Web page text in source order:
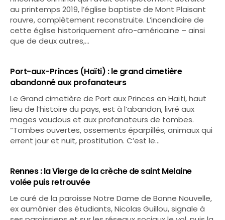
au printemps 2019, l’église baptiste de Mont Plaisant
rouvre, complètement reconstruite. L’incendiaire de
cette église historiquement afro-américaine – ainsi
que de deux autres,…
Port-aux-Princes (Haïti) : le grand cimetière
abandonné aux profanateurs
Le Grand cimetière de Port aux Princes en Haïti, haut
lieu de l’histoire du pays, est à l’abandon, livré aux
mages vaudous et aux profanateurs de tombes.
“Tombes ouvertes, ossements éparpillés, animaux qui
errent jour et nuit, prostitution. C’est le…
Rennes : la Vierge de la crèche de saint Melaine
volée puis retrouvée
Le curé de la paroisse Notre Dame de Bonne Nouvelle,
ex aumônier des étudiants, Nicolas Guillou, signale à